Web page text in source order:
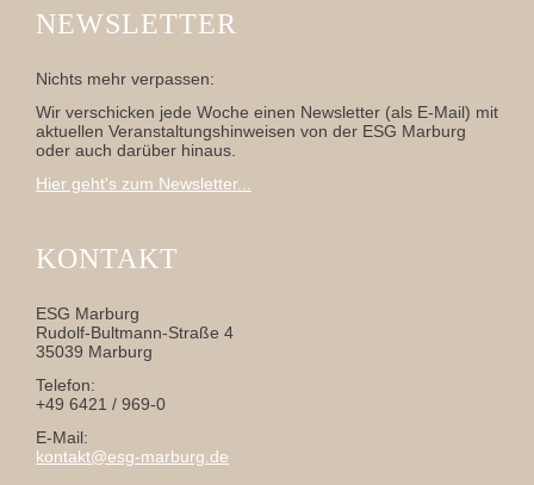
NEWSLETTER
Nichts mehr verpassen:
Wir verschicken jede Woche einen Newsletter (als E-Mail) mit
aktuellen Veranstaltungshinweisen von der ESG Marburg
oder auch darüber hinaus.
Hier geht's zum Newsletter...
KONTAKT
ESG Marburg
Rudolf-Bultmann-Straße 4
35039 Marburg
Telefon:
+49 6421 / 969-0
E-Mail:
kontakt@esg-marburg.de